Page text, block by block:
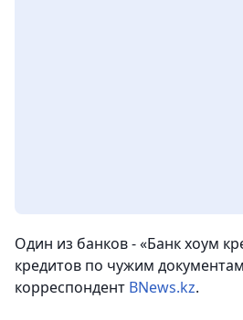
Один из банков - «Банк хоум
кредитов по чужим
корреспондент BNews.kz.